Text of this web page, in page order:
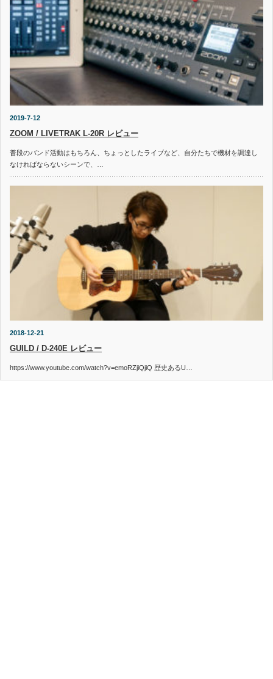
2019-7-12
ZOOM / LIVETRAK L-20R レビュー
普段のバンド活動はもちろん、ちょっとしたライブなど、自分たちで機材を調達し
なければならないシーンで、…
2018-12-21
GUILD / D-240E レビュー
https://www.youtube.com/watch?v=emoRZjiQjiQ 歴史あるU…